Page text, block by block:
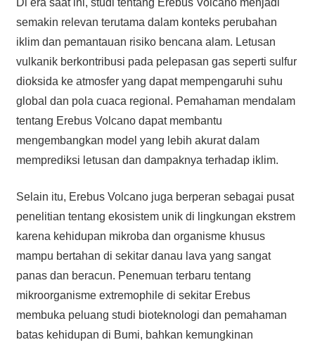
semakin relevan terutama dalam konteks perubahan
iklim dan pemantauan risiko bencana alam. Letusan
vulkanik berkontribusi pada pelepasan gas seperti sulfur
dioksida ke atmosfer yang dapat mempengaruhi suhu
global dan pola cuaca regional. Pemahaman mendalam
tentang Erebus Volcano dapat membantu
mengembangkan model yang lebih akurat dalam
memprediksi letusan dan dampaknya terhadap iklim.
Selain itu, Erebus Volcano juga berperan sebagai pusat
penelitian tentang ekosistem unik di lingkungan ekstrem
karena kehidupan mikroba dan organisme khusus
mampu bertahan di sekitar danau lava yang sangat
panas dan beracun. Penemuan terbaru tentang
mikroorganisme extremophile di sekitar Erebus
membuka peluang studi bioteknologi dan pemahaman
batas kehidupan di Bumi, bahkan kemungkinan